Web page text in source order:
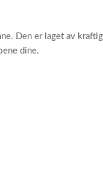
Den er laget av
dine.